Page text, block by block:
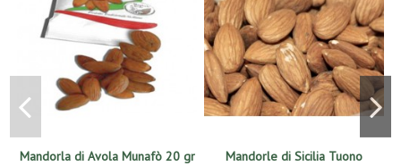
Mandorla di Avola Munafò 20 gr
Mandorle di Sicilia Tuono